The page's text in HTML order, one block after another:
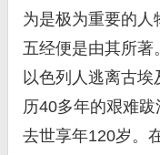
为是极为重要的人
五经便是由其所著
以色列人逃离古
历40多年的艰难
去世享年120岁。